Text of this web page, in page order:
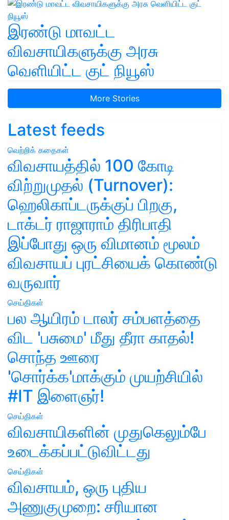
இரண்டு மாவட்ட
விவசாயிகளுக்கு அரசு
வெளியிட்ட குட் நியூஸ்
More Stories
Latest feeds
வெற்றிக் கதைகள்
விவசாயத்தில் 100 கோடி
விற்றுமுதல் (Turnover):
ஹெலிகாப்டருக்குப் பிறகு,
டாக்டர் ராஜாராம் திரிபாதி
இப்போது ஒரு விமானம் மூலம்
விவசாயப் புரட்சியைக் கொண்டு
வருவார்
செய்திகள்
பல ஆயிரம் டாலர் சம்பளத்தை
விட 'பசுமை' மீது தீரா காதல்!
சொந்த ஊரை
'சொர்க்க'மாக்கும் முயற்சியில்
#IT இளைஞர்!
செய்திகள்
விவசாயிகளின் முதுகெலும்பே
உடைக்கப்பட்டுவிட்டது
செய்திகள்
விவசாயம், ஒரு புதிய
அணுகுமுறை: சரியான